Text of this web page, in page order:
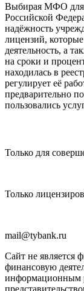
Выбирая МФО для
Российской
надёжность
лицензий,
деятельность, а
на сроки и
находилась в
регулирует её
предварительно
пользовались
Только для
Только
mail@tybank.ru
Сайт не является
финансовую
информационным